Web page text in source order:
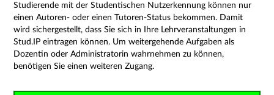
Studierende mit der Studentischen Nutzerkennung können nur
einen Autoren- oder einen Tutoren-Status bekommen. Damit
wird sichergestellt, dass Sie sich in Ihre Lehrveranstaltungen in
Stud.IP eintragen können. Um weitergehende Aufgaben als
Dozentin oder Administratorin wahrnehmen zu können,
benötigen Sie einen weiteren Zugang.